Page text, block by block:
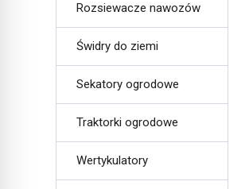
Rozsiewacze nawozów
Świdry do ziemi
Sekatory ogrodowe
Traktorki ogrodowe
Wertykulatory